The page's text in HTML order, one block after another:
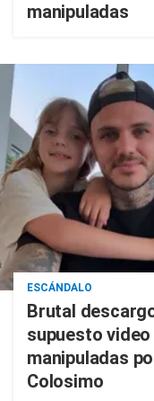
manipuladas
ESCÁNDALO
Brutal
supuesto
manipuladas
Colosimo